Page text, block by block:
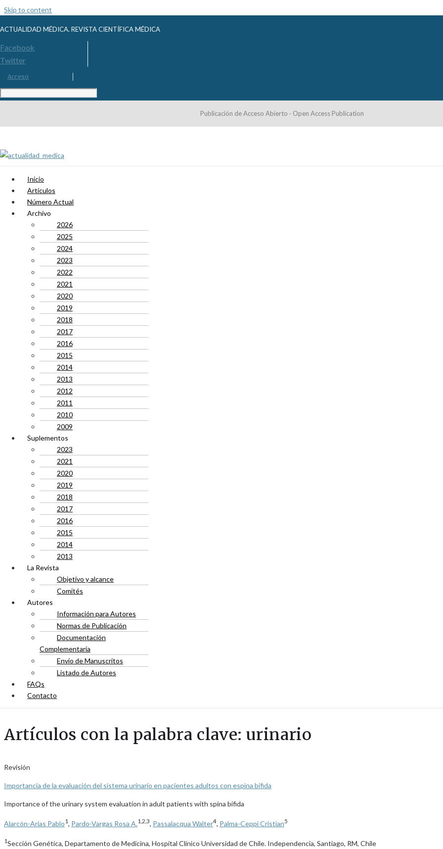
Skip to content
ACTUALIDAD MÉDICA. REVISTA CIENTÍFICA MÉDICA
Facebook
Twitter
Acceso
Publicación de Acceso Abierto · Open Access Publication
Inicio
Artículos
Número Actual
Archivo
2026
2025
2024
2023
2022
2021
2020
2019
2018
2017
2016
2015
2014
2013
2012
2011
2010
2009
Suplementos
2023
2021
2020
2019
2018
2017
2016
2015
2014
2013
La Revista
Objetivo y alcance
Comités
Autores
Información para Autores
Normas de Publicación
Documentación
Complementaria
Envío de Manuscritos
Listado de Autores
FAQs
Contacto
Artículos con la palabra clave: urinario
Revisión
Importancia de la evaluación del sistema urinario en pacientes adultos con espina bífida
Importance of the urinary system evaluation in adult patients with spina bifida
Alarcón-Arias Pablo1, Pardo-Vargas Rosa A.1,2,3, Passalacqua Walter4, Palma-Ceppi Cristian5
1Sección Genética, Departamento de Medicina, Hospital Clínico Universidad de Chile. Independencia, Santiago, RM, Chile